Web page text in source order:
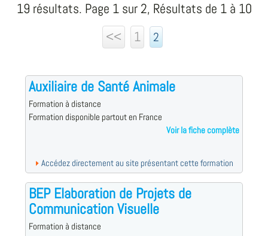
19 résultats. Page 1 sur 2, Résultats de 1 à 10
<<
1 2
Auxiliaire de Santé Animale
Formation à distance
Formation disponible partout en France
Voir la fiche complète
Accédez directement au site présentant cette formation
BEP Elaboration de Projets de
Communication Visuelle
Formation à distance